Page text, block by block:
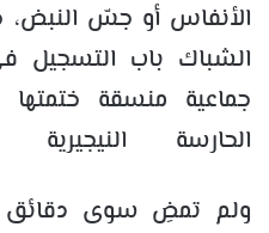
الأنفاس أو جسّ النبض،
جماعية منسقة
الحارسة
ولم تمضِ سوى دقائق